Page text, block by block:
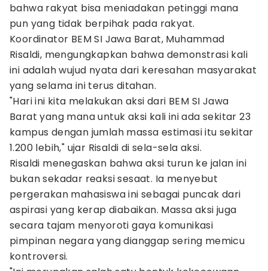
bahwa rakyat bisa meniadakan petinggi mana
pun yang tidak berpihak pada rakyat.
​Koordinator BEM SI Jawa Barat, Muhammad
Risaldi, mengungkapkan bahwa demonstrasi kali
ini adalah wujud nyata dari keresahan masyarakat
yang selama ini terus ditahan.
​"Hari ini kita melakukan aksi dari BEM SI Jawa
Barat yang mana untuk aksi kali ini ada sekitar 23
kampus dengan jumlah massa estimasi itu sekitar
1.200 lebih," ujar Risaldi di sela-sela aksi.
​Risaldi menegaskan bahwa aksi turun ke jalan ini
bukan sekadar reaksi sesaat. Ia menyebut
pergerakan mahasiswa ini sebagai puncak dari
aspirasi yang kerap diabaikan. Massa aksi juga
secara tajam menyoroti gaya komunikasi
pimpinan negara yang dianggap sering memicu
kontroversi.